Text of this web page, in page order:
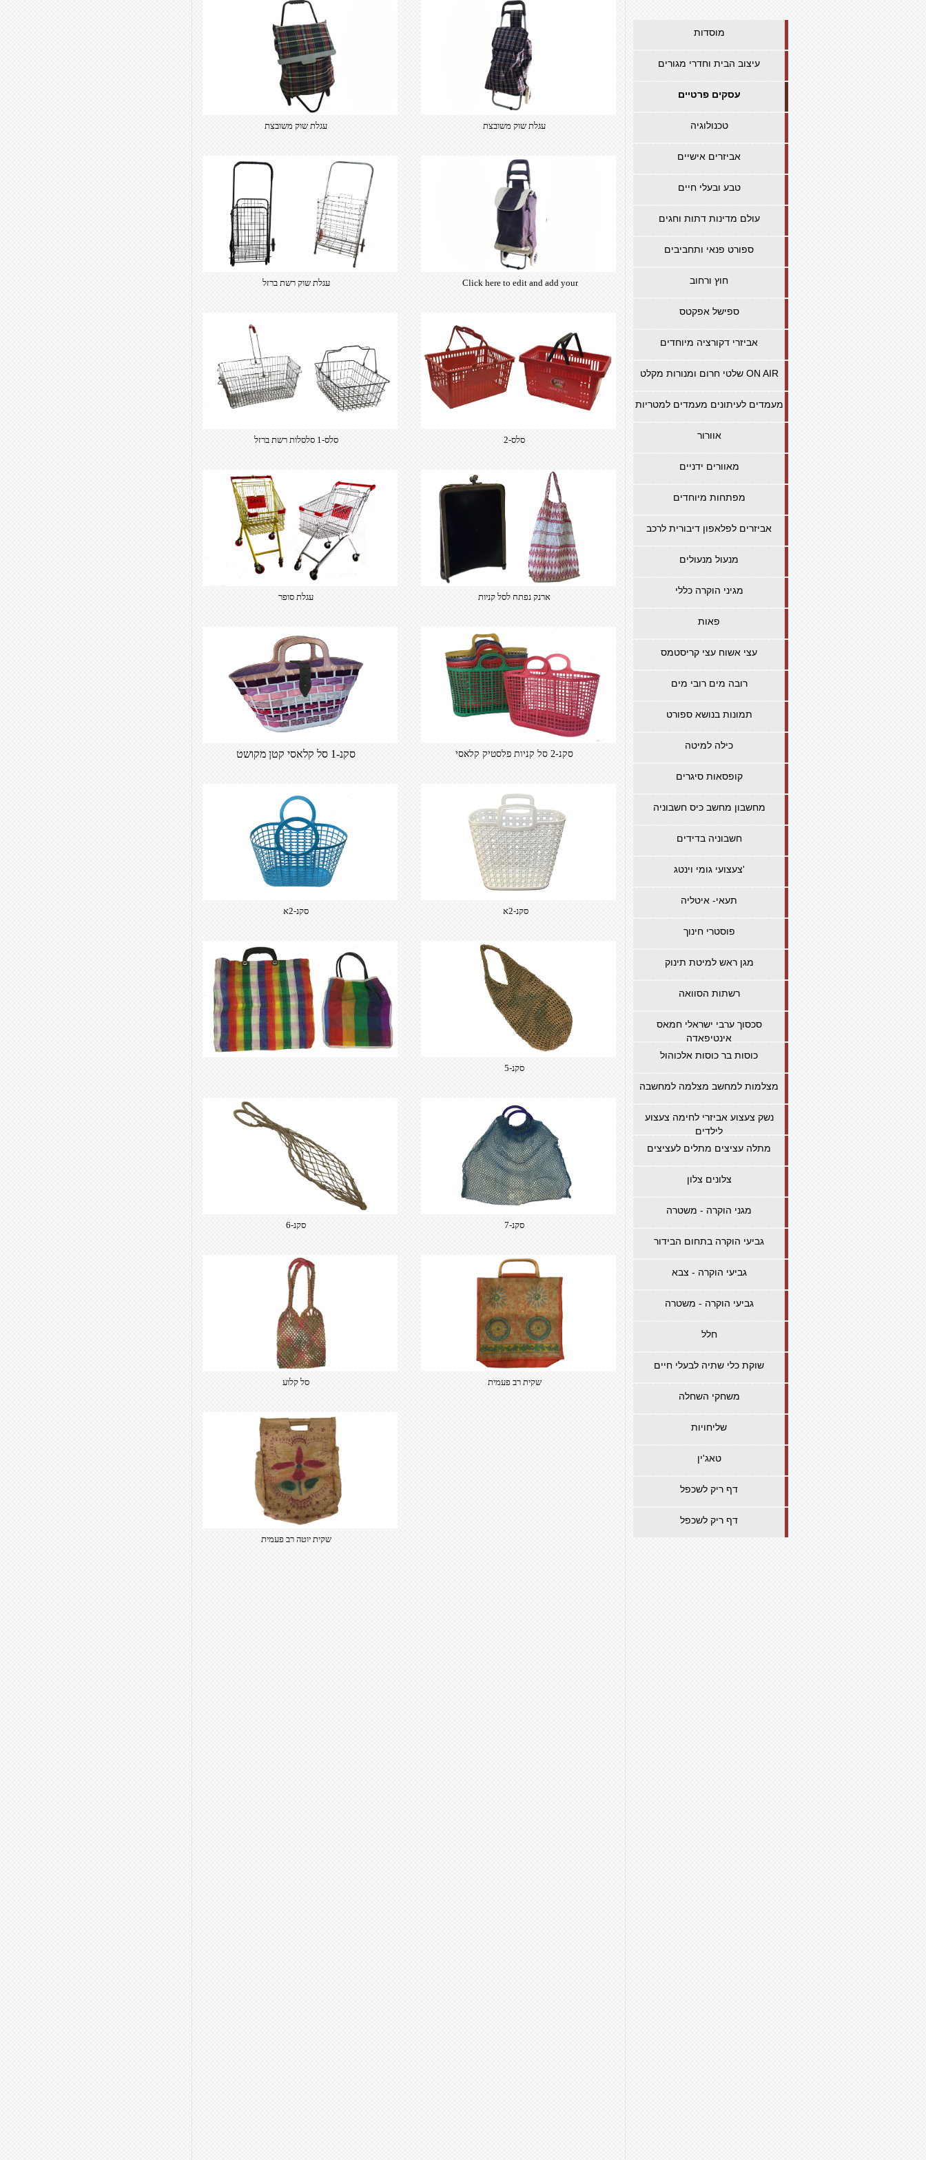
עגלת שוק משובצת עגלת שוק משובצת
עגלת שוק רשת ברזל
Click here to edit and add your
are optimized for the web,
insuring accurate typography and
manifesting your website desired
look & feel.
סלס-1 סלסלות רשת ברזל סלס-2
עגלת סופר ארנק נפתח לסל קניות
סקנ-1 סל קלאסי קטן מקושט סקנ-2 סל קניות פלסטיק קלאסי
סקנ-2א סקנ-2א
סקנ-5
סקנ-6 סקנ-7
סל קלוע שקית רב פעמית
שקית יוטה רב פעמית
מוסדות
עיצוב הבית וחדרי מגורים
עסקים פרטיים
טכנולוגיה
אביזרים אישיים
טבע ובעלי חיים
עולם מדינות דתות וחגים
ספורט פנאי ותחביבים
חוץ ורחוב
ספישל אפקטס
אביזרי דקורציה מיוחדים
שלטי חרום ומנורות מקלט ON AIR
מעמדים לעיתונים מעמדים למטריות
אוורור
מאוורים ידניים
מפתחות מיוחדים
אביזרים לפלאפון דיבורית לרכב
מנעול מנעולים
מגיני הוקרה כללי
פאות
עצי אשוח עצי קריסטמס
רובה מים רובי מים
תמונות בנושא ספורט
כילה למיטה
קופסאות סיגרים
מחשבון מחשב כיס חשבוניה
חשבוניה בדידים
צעצועי גומי וינטג'
תעאי- איטליה
פוסטרי חינוך
מגן ראש למיטת תינוק
רשתות הסוואה
סכסוך ערבי ישראלי חמאס
אינטיפאדה
כוסות בר כוסות אלכוהול
מצלמות למחשב מצלמה למחשבה
נשק צעצוע אביזרי לחימה צעצוע
לילדים
מתלה עציצים מתלים לעציצים
צלונים צלון
מגני הוקרה - משטרה
גביעי הוקרה בתחום הבידור
גביעי הוקרה - צבא
גביעי הוקרה - משטרה
חלל
שוקת כלי שתיה לבעלי חיים
משחקי השחלה
שליחויות
טאג'ין
דף ריק לשכפל
דף ריק לשכפל